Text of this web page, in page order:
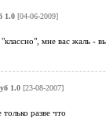
1.0[04-06-2009]
"классно", мне вас жаль
1.0[23-08-2007]
разве что